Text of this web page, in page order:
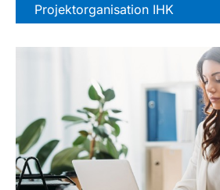
Projektorganisation IHK